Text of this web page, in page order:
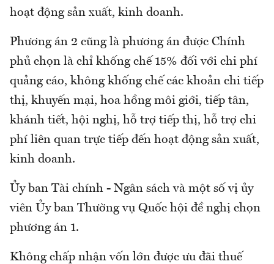
hoạt động sản xuất, kinh doanh.
Phương án 2 cũng là phương án được Chính
phủ chọn là chỉ khống chế 15% đối với chi phí
quảng cáo, không khống chế các khoản chi tiếp
thị, khuyến mại, hoa hồng môi giới, tiếp tân,
khánh tiết, hội nghị, hỗ trợ tiếp thị, hỗ trợ chi
phí liên quan trực tiếp đến hoạt động sản xuất,
kinh doanh.
Ủy ban Tài chính - Ngân sách và một số vị ủy
viên Ủy ban Thường vụ Quốc hội đề nghị chọn
phương án 1.
Không chấp nhận vốn lớn được ưu đãi thuế